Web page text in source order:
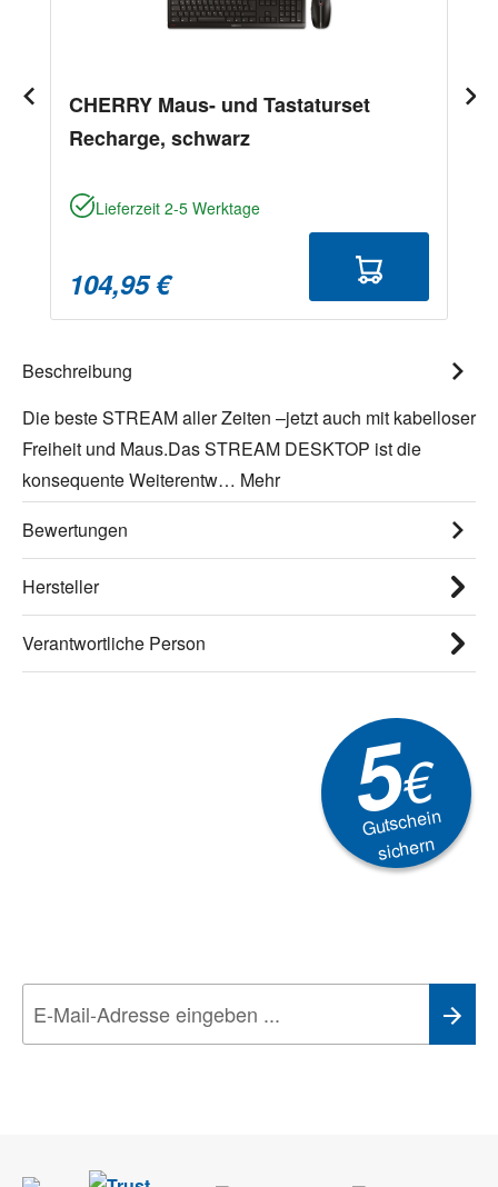
CHERRY Maus- und Tastaturset
Recharge, schwarz
Lieferzeit 2-5 Werktage
104,95 €
Beschreibung
Die beste STREAM aller Zeiten –jetzt auch mit kabelloser
Freiheit und Maus.Das STREAM DESKTOP ist die
konsequente Weiterentw… Mehr
Bewertungen
Hersteller
Verantwortliche Person
5€
Gutschein
sichern